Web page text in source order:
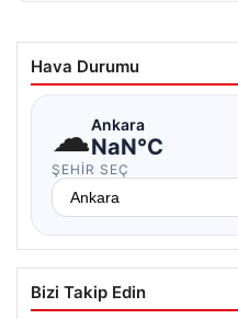
Hava Durumu
☁Ankara
NaN°C
ŞEHIR SEÇ
Bizi Takip Edin